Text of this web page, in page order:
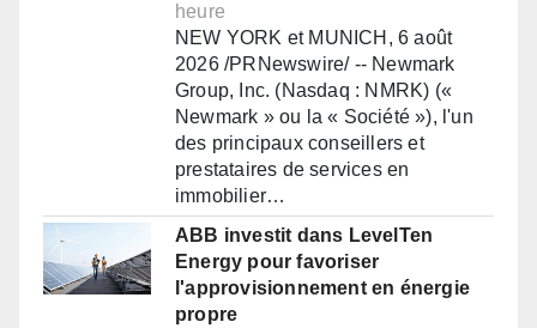
heure
NEW YORK et MUNICH, 6 août
2026 /PRNewswire/ -- Newmark
Group, Inc. (Nasdaq : NMRK) («
Newmark » ou la « Société »), l'un
des principaux conseillers et
prestataires de services en
immobilier…
ABB investit dans LevelTen
Energy pour favoriser
l'approvisionnement en énergie
propre